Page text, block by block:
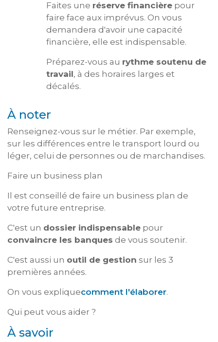
Faites une réserve financière pour
faire face aux imprévus. On vous
demandera d'avoir une capacité
financière, elle est indispensable.
Préparez-vous au rythme soutenu de
travail, à des horaires larges et
décalés.
À noter
Renseignez-vous sur le métier. Par exemple,
sur les différences entre le transport lourd ou
léger, celui de personnes ou de marchandises.
Faire un business plan
Il est conseillé de faire un business plan de
votre future entreprise.
C'est un dossier indispensable pour
convaincre les banques de vous soutenir.
C'est aussi un outil de gestion sur les 3
premières années.
On vous expliquecomment l'élaborer.
Qui peut vous aider ?
À savoir